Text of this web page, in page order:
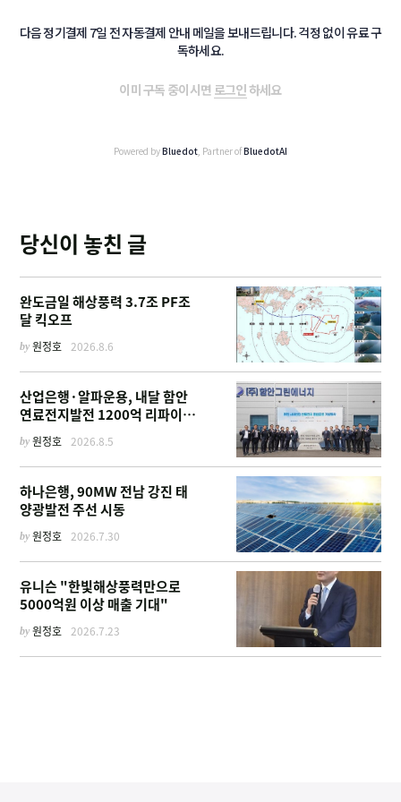
다음 정기결제 7일 전 자동결제 안내 메일을 보내드립니다. 걱정 없이 유료 구
독하세요.
이미 구독 중이시면 로그인하세요
Powered byBluedot, Partner ofBluedotAI
당신이 놓친 글
완도금일 해상풍력 3.7조 PF조
달 킥오프
by원정호 2026.8.6
산업은행·알파운용, 내달 함안
연료전지발전 1200억 리파이낸
싱 주선
by원정호 2026.8.5
하나은행, 90MW 전남 강진 태
양광발전 주선 시동
by원정호 2026.7.30
유니슨 "한빛해상풍력만으로
5000억원 이상 매출 기대"
by원정호 2026.7.23